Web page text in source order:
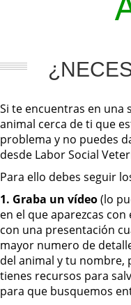
Si te encuentras en una
animal cerca de ti que
problema y no puedes
desde Labor Social
Para ello debes seguir
1. Graba un vídeo(lo
en el que aparezcas
con una presentación
mayor numero de
del animal y tu nombre,
tienes recursos para
para que busquemos